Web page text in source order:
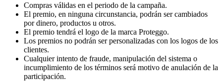
Compras válidas en el periodo de la campaña.
El premio, en ninguna circunstancia, podrán ser cambiados
por dinero, productos u otros.
El premio tendrá el logo de la marca Proteggo.
Los premios no podrán ser personalizadas con los logos de los
clientes.
Cualquier intento de fraude, manipulación del sistema o
incumplimiento de los términos será motivo de anulación de la
participación.